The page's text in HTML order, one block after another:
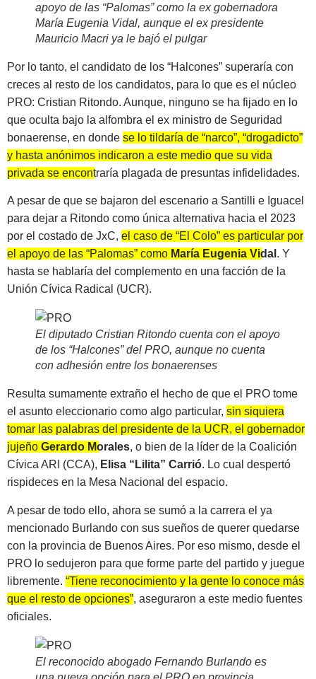
apoyo de las “Palomas” como la ex gobernadora
María Eugenia Vidal, aunque el ex presidente
Mauricio Macri ya le bajó el pulgar
Por lo tanto, el candidato de los “Halcones” superaría con
creces al resto de los candidatos, para lo que es el núcleo
PRO: Cristian Ritondo. Aunque, ninguno se ha fijado en lo
que oculta bajo la alfombra el ex ministro de Seguridad
bonaerense, en donde se lo tildaría de “narco”, “drogadicto”
y hasta anónimos indicaron a este medio que su vida
privada se encontraría plagada de presuntas infidelidades.
A pesar de que se bajaron del escenario a Santilli e Iguacel
para dejar a Ritondo como única alternativa hacia el 2023
por el costado de JxC, el caso de “El Colo” es particular por
el apoyo de las “Palomas” como María Eugenia Vidal . Y
hasta se hablaría del complemento en una facción de la
Unión Cívica Radical (UCR).
El diputado Cristian Ritondo cuenta con el apoyo
de los “Halcones” del PRO, aunque no cuenta
con adhesión entre los bonaerenses
Resulta sumamente extraño el hecho de que el PRO tome
el asunto eleccionario como algo particular, sin siquiera
tomar las palabras del presidente de la UCR, el gobernador
jujeño Gerardo Morales, o bien de la líder de la Coalición
Cívica ARI (CCA), Elisa “Lilita” Carrió. Lo cual despertó
rispideces en la Mesa Nacional del espacio.
A pesar de todo ello, ahora se sumó a la carrera el ya
mencionado Burlando con sus sueños de querer quedarse
con la provincia de Buenos Aires. Por eso mismo, desde el
PRO lo sedujeron para que forme parte del partido y juegue
libremente. “Tiene reconocimiento y la gente lo conoce más
que el resto de opciones”, aseguraron a este medio fuentes
oficiales.
El reconocido abogado Fernando Burlando es